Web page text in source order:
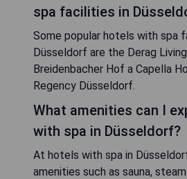
spa facilities in
Some popular hotels with spa
Düsseldorf are the Derag
Breidenbacher Hof a Capella
Regency Düsseldorf.
What amenities can I
with spa in Düsseldorf?
At hotels with spa in
amenities such as sauna,